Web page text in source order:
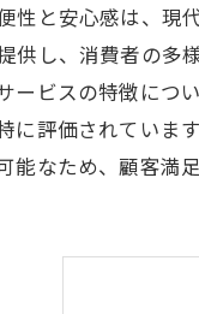
性と安心感は、現
供し、消費者の
ービスの特徴につ
に評価されていま
なため、顧客満